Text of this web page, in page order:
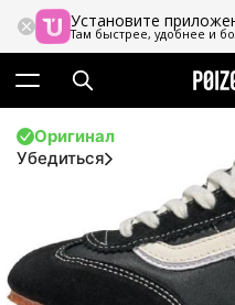
Установите
Там быстрее, удобнее и
Оригинал
Убедиться